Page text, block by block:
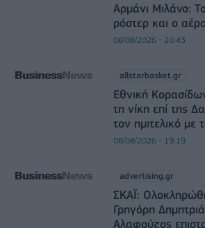
Αρμάνι Μιλάνο:
ρόστερ και ο
08/08/2026 - 20:43
allstarbasket.gr
Εθνική
τη νίκη επί της
τον ημιτελικό με
08/08/2026 - 19:19
advertising.gr
ΣΚΑΪ:
Γρηγόρη
Αλαφούζος